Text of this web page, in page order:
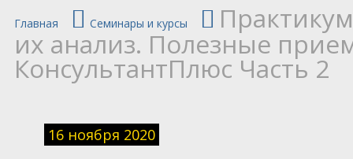
Главная Семинары и курсы
их анализ. Полезные
КонсультантПлюс Часть 2
16 ноября 2020